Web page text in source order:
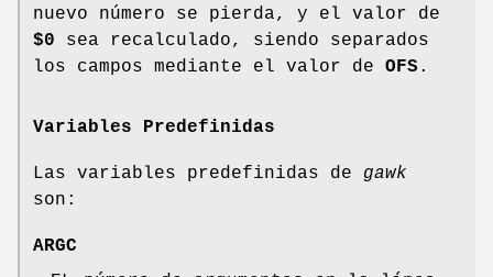
nuevo número se pierda, y el valor de
$0 sea recalculado, siendo separados
los campos mediante el valor de OFS .
Variables Predefinidas
Las variables predefinidas de gawk
son:
ARGC